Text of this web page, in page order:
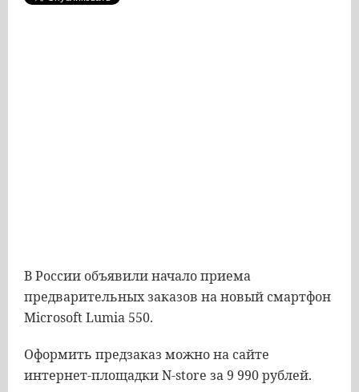
В России объявили начало приема
предварительных заказов на новый смартфон
Microsoft Lumia 550.
Оформить предзаказ можно на сайте
интернет-площадки N-store за 9 990 рублей.